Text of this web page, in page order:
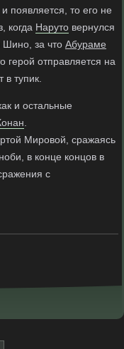
появляется, то его не
когда Наруто вернулся
Шино, за что Абураме
герой отправляется на
в тупик.
и остальные
Мировой, сражаясь
в конце концов в
с